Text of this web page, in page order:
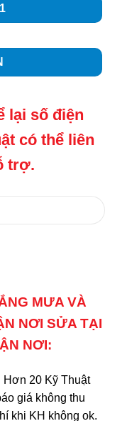
lại số điện
có thể liên
trợ.
MƯA VÀ
NƠI SỬA TẠI
NƠI:
Hơn 20 Kỹ Thuật
giá không thu
khi KH không ok.